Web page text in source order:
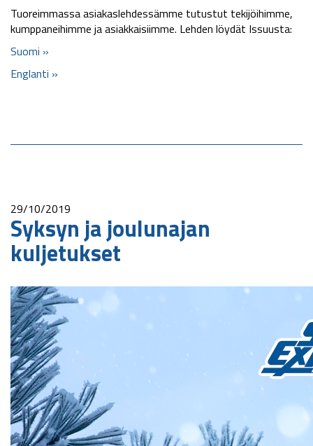
Tuoreimmassa asiakaslehdessämme tutustut tekijöihimme,
kumppaneihimme ja asiakkaisiimme. Lehden löydät Issuusta:
Suomi »
Englanti »
29/10/2019
Syksyn ja joulunajan
kuljetukset